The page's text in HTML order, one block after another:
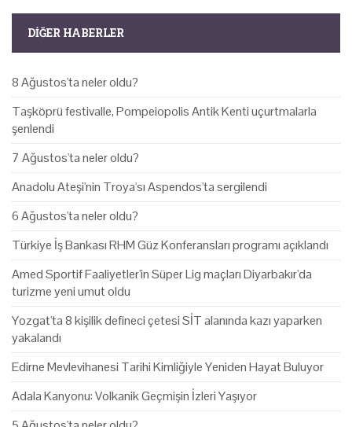
DIĞER HABERLER
8 Ağustos'ta neler oldu?
Taşköprü festivalle, Pompeiopolis Antik Kenti uçurtmalarla
şenlendi
7 Ağustos'ta neler oldu?
Anadolu Ateşi'nin Troya'sı Aspendos'ta sergilendi
6 Ağustos'ta neler oldu?
Türkiye İş Bankası RHM Güz Konferansları programı açıklandı
Amed Sportif Faaliyetler'in Süper Lig maçları Diyarbakır'da
turizme yeni umut oldu
Yozgat'ta 8 kişilik defineci çetesi SİT alanında kazı yaparken
yakalandı
Edirne Mevlevihanesi Tarihi Kimliğiyle Yeniden Hayat Buluyor
Adala Kanyonu: Volkanik Geçmişin İzleri Yaşıyor